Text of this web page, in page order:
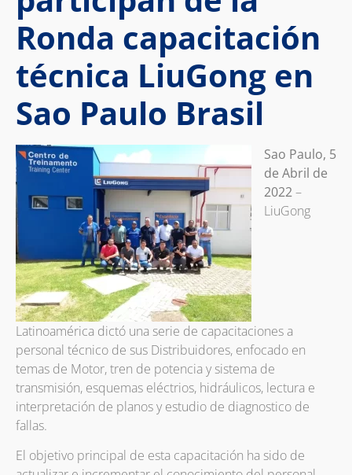
Ronda capacitación
técnica LiuGong en
Sao Paulo Brasil
Sao Paulo, 5
de Abril de
2022–
LiuGong
Latinoamérica dictó una serie de capacitaciones a
personal técnico de sus Distribuidores, enfocado en
temas de Motor, tren de potencia y sistema de
transmisión, esquemas eléctrios, hidráulicos, lectura e
interpretación de planos y estudio de diagnostico de
fallas.
El objetivo principal de esta capacitación ha sido de